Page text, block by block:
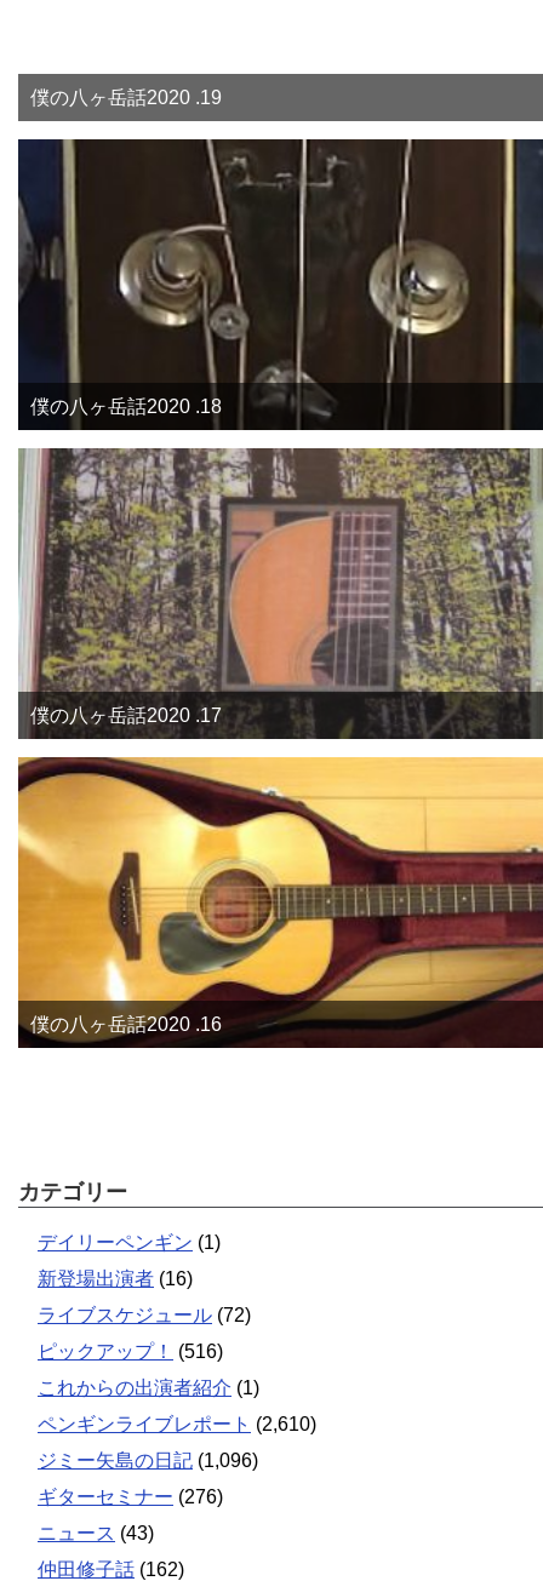
僕の八ヶ岳話2020 .19
僕の八ヶ岳話2020 .18
僕の八ヶ岳話2020 .17
僕の八ヶ岳話2020 .16
カテゴリー
デイリーペンギン (1)
新登場出演者 (16)
ライブスケジュール (72)
ピックアップ！
(516)
これからの出演者紹介 (1)
ペンギンライブレポート (2,610)
ジミー矢島の日記 (1,096)
ギターセミナー (276)
ニュース (43)
仲田修子話 (162)